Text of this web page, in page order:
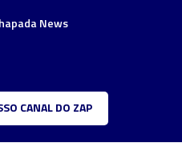
News
CANAL DO ZAP